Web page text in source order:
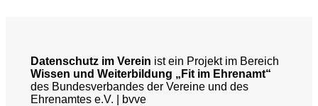
Datenschutz im Verein ist ein Projekt im Bereich
Wissen und Weiterbildung „Fit im Ehrenamt“
des Bundesverbandes der Vereine und des
Ehrenamtes e.V. | bvve